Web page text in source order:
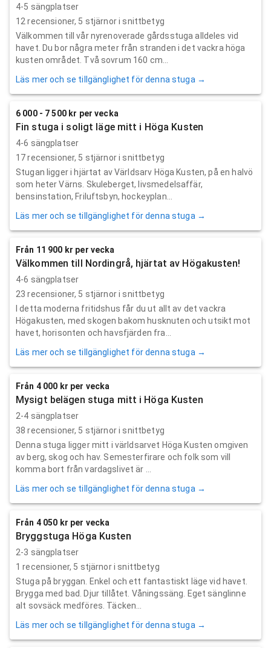
4-5 sängplatser
12 recensioner, 5 stjärnor i snittbetyg
Välkommen till vår nyrenoverade gårdsstuga alldeles vid
havet. Du bor några meter från stranden i det vackra höga
kusten området. Två sovrum 160 cm...
Läs mer och se tillgänglighet för denna stuga →
6 000 - 7 500 kr per vecka
Fin stuga i soligt läge mitt i Höga Kusten
4-6 sängplatser
17recensioner, 5 stjärnor i snittbetyg
Stugan ligger i hjärtat av Världsarv Höga Kusten, på en halvö
som heter Värns. Skuleberget, livsmedelsaffär,
bensinstation, Friluftsbyn, hockeyplan...
Läs mer och se tillgänglighet för denna stuga →
Från 11 900 kr per vecka
Välkommen till Nordingrå, hjärtat av Högakusten!
4-6 sängplatser
23 recensioner, 5 stjärnor i snittbetyg
I detta moderna fritidshus får du ut allt av det vackra
Högakusten, med skogen bakom husknuten och utsikt mot
havet, horisonten och havsfjärden fra...
Läs mer och se tillgänglighet för denna stuga →
Från 4 000 kr per vecka
Mysigt belägen stuga mitt i Höga Kusten
2-4 sängplatser
38 recensioner, 5 stjärnor i snittbetyg
Denna stuga ligger mitt i världsarvet Höga Kusten omgiven
av berg, skog och hav. Semesterfirare och folk som vill
komma bort från vardagslivet är ...
Läs mer och se tillgänglighet för denna stuga →
Från 4 050 kr per vecka
Bryggstuga Höga Kusten
2-3 sängplatser
1 recensioner, 5 stjärnor i snittbetyg
Stuga på bryggan. Enkel och ett fantastiskt läge vid havet.
Brygga med bad. Djur tillåtet. Våningssäng. Eget sänglinne
alt sovsäck medföres. Täcken...
Läs mer och se tillgänglighet för denna stuga →